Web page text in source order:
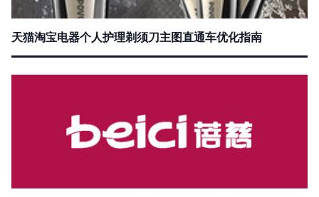
天猫淘宝电器个人护理剃须刀主图直通车优化指南